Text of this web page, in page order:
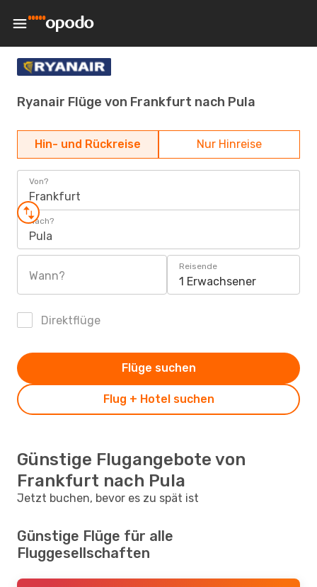
Ryanair Flüge von Frankfurt nach Pula
Hin- und Rückreise Nur Hinreise
Von?
Frankfurt
Nach?
Pula
Wann?
Reisende
1 Erwachsener
Direktflüge
Flug + Hotel suchen
Flüge suchen
Günstige Flugangebote von
Frankfurt nach Pula
Jetzt buchen, bevor es zu spät ist
Günstige Flüge für alle
Fluggesellschaften